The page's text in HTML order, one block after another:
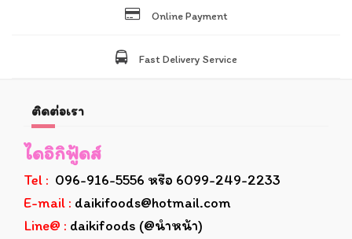
Online Payment
Fast Delivery Service
ติดต่อเรา
ไดอิกิฟู้ดส์
Tel : 096-916-5556 หรือ 6099-249-2233
E-mail : daikifoods@hotmail.com
Line@ : daikifoods (@นำหน้า)